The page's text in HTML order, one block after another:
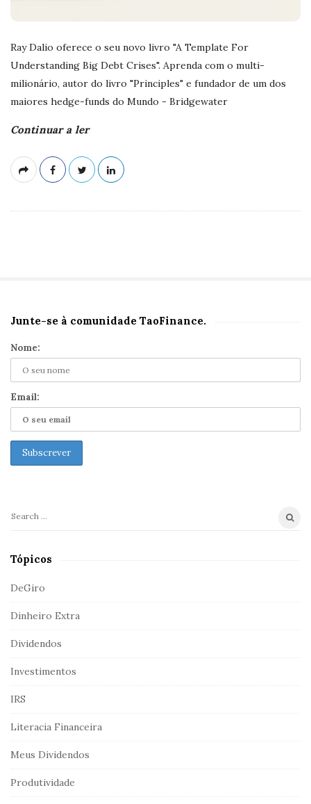
Ray Dalio oferece o seu novo livro "A Template For
Understanding Big Debt Crises". Aprenda com o multi-
milionário, autor do livro "Principles" e fundador de um dos
maiores hedge-funds do Mundo - Bridgewater
Continuar a ler
S
i
t
e
S
d
r
Junte-se à comunidade TaoFinance.
Nome:
Email:
S
a
c
f
r
:
Tópicos
DeGiro
Dinheiro Extra
Dividendos
Investimentos
IRS
Literacia Financeira
Meus Dividendos
Produtividade